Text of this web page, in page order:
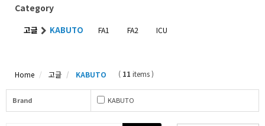
Category
고글 KABUTO FA1 FA2 ICU
Home 고글 KABUTO ( 11 items )
Brand KABUTO